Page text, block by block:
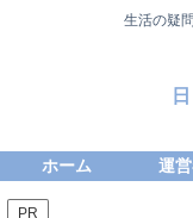
生活の疑
ホーム 運
PR